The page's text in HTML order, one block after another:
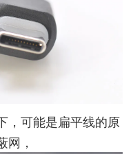
，可能是扁平线的原
网，